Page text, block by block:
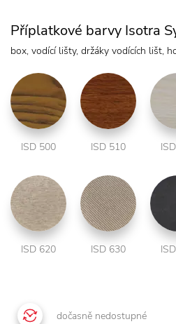
Příplatkové barvy Isotra
box, vodící lišty, držáky vodících lišt,
ISD 500 ISD 510
ISD 620 ISD 630
dočasně nedostupné